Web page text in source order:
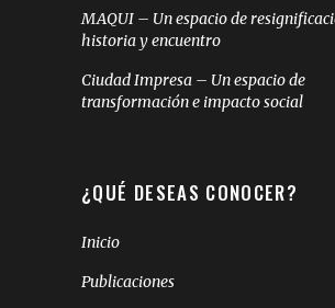
MAQUI – Un espacio de
historia y encuentro
Ciudad Impresa – Un espacio de
transformación e impacto social
¿QUÉ DESEAS CONOCER?
Inicio
Publicaciones